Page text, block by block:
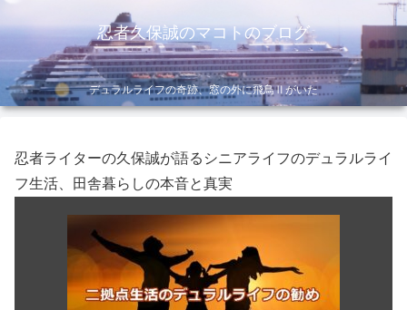
忍者久保誠のマコトのブログ
デュラルライフの奇跡、窓の外に飛鳥Ⅱがいた
忍者ライターの久保誠が語るシニアライフのデュラルライ
フ生活、田舎暮らしの本音と真実